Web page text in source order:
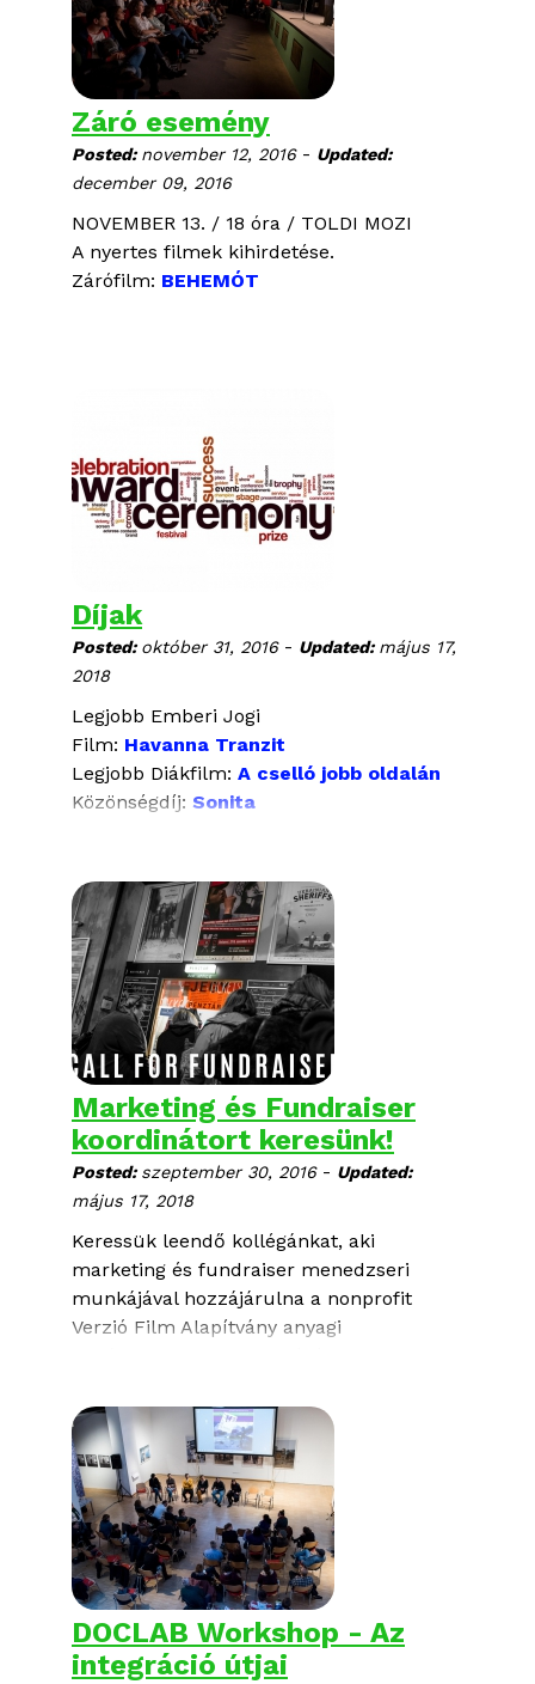
Záró esemény
Posted:november 12, 2016 - Updated:
december 09, 2016
NOVEMBER 13. / 18 óra / TOLDI MOZI
A nyertes filmek kihirdetése.
Zárófilm: BEHEMÓT
Díjak
Posted:október 31, 2016 - Updated:május 17,
2018
Legjobb Emberi Jogi
Film: Havanna Tranzit
Legjobb Diákfilm: A cselló jobb oldalán
Közönségdíj: Sonita
Marketing és Fundraiser
koordinátort keresünk!
Posted:szeptember 30, 2016 - Updated:
május 17, 2018
Keressük leendő kollégánkat, aki
marketing és fundraiser menedzseri
munkájával hozzájárulna a nonprofit
Verzió Film Alapítvány anyagi
DOCLAB Workshop - Az
integráció útjai